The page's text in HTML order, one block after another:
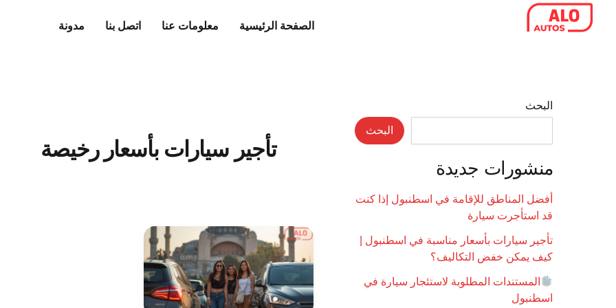
تخطي
الصفحة الرئيسية معلومات عنا اتصل بنا مدونة
البحث
البحث
منشورات جديدة
أفضل المناطق للإقامة في اسطنبول إذا كنت
قد استأجرت سيارة
تأجير سيارات بأسعار مناسبة في اسطنبول |
كيف يمكن خفض التكاليف؟
المستندات المطلوبة لاستئجار سيارة في
اسطنبول
تأجير سيارات بأسعار رخيصة